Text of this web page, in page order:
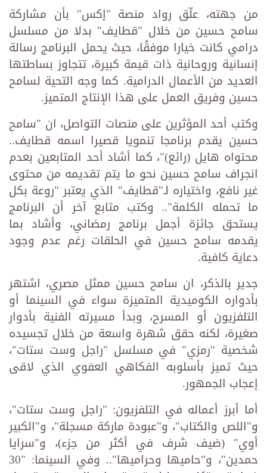
من جهته، علّق رواد منصة "إكس" بأن مشاركة
سامح حسين من خلال "قطايف" بدلا من مسلسل
درامي كانت خيارا موفقًا، حيث يحمل البرنامج رسالة
إنسانية وروحانية ذات قيمة كبيرة، تتجاوز بساطتها
العديد من الأعمال الدرامية. كما وجه التحية لسامح
حسين وفريق العمل على هذا الإنتاج المتميز.
وكتب أحد المؤثرين على منصات التواصل، ان "سامح
حسين يقدم برنامجا تنمويا قصيرا اسمه قطايف..
محتواه هايل (رائع)"، كما أشاد أحد المتابعين بعدم
انجراف سامح حسين نحو ما يتم تقديمه من محتوى
غير نافع، واختياره لـ"قطايف" الذي يعتبر "روعة بكل
ما تحمله الكلمة".. وكتب متابع آخر أن البرنامج
يستحق جائزة أجمل برنامج رمضاني، وأشاد بما
يقدمه سامح حسين في الحلقات رغم عدم وجود
دعاية كافية.
جدير بالذكر، ان سامح حسين ممثل مصري، اشتهر
بأدواره الكوميدية المتميزة سواء في السينما أو
التلفزيون أو المسرح، وبدأ مسيرته الفنية بأدوار
صغيرة، لكنه حقق شهرة واسعة من خلال تجسيده
شخصية "رمزي" في مسلسل "راجل وست ستات"،
حيث تميز بأسلوبه الفكاهي العفوي الذي لاقى
إعجاب الجمهور.
أما أبرز أعماله في التلفزيون: "راجل وست ستات"،
و"اللص والكتاب"، و"عبودة ماركة مسجلة"، و"الكبير
أوي" (ضيف شرف في أكثر من جزء)، و"سرايا
حمدين"، و"حاميها وحراميها".. وفي السينما: "30